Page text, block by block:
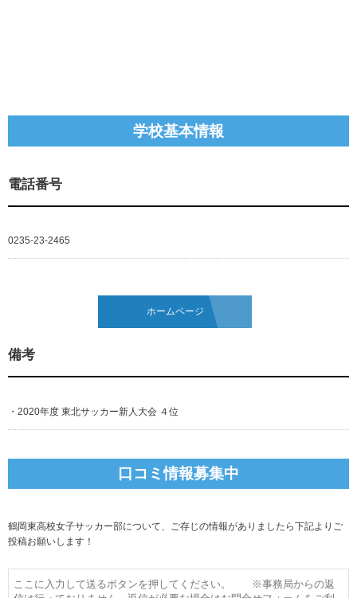
学校基本情報
電話番号
0235-23-2465
ホームページ
備考
・2020年度 東北サッカー新人大会 ４位
口コミ情報募集中
鶴岡東高校女子サッカー部について、ご存じの情報がありましたら下記よりご
投稿お願いします！